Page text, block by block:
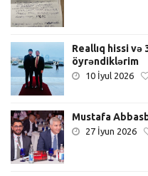
Reallıq hissi
öyrəndiklərim
10 İyul 2026
Mustafa
27 İyun 2026